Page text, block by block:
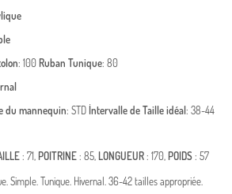
: 100 Ruban Tunique: 80
du mannequin: STD İntervalle de Taille idéal: 38-44
: 71, POITRINE: 85, LONGUEUR: 170, POIDS: 57
Simple. Tunique. Hivernal. 36-42 tailles appropriée.